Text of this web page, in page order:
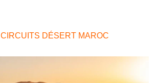
CIRCUITS DÉSERT MAROC